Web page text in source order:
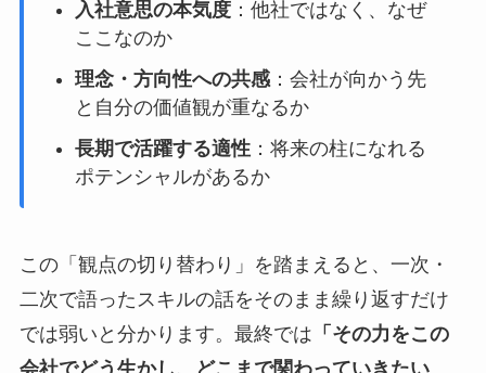
入社意思の本気度：他社ではなく、なぜ
ここなのか
理念・方向性への共感：会社が向かう先
と自分の価値観が重なるか
長期で活躍する適性：将来の柱になれる
ポテンシャルがあるか
この「観点の切り替わり」を踏まえると、一次・
二次で語ったスキルの話をそのまま繰り返すだけ
では弱いと分かります。最終では 「その力をこの